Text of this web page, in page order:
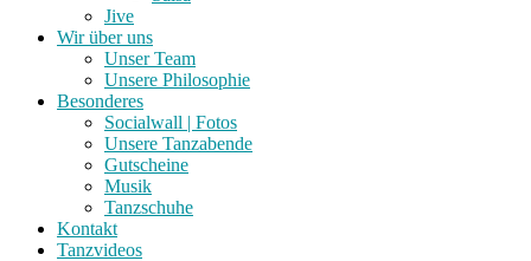
Jive
Wir über uns
Unser Team
Unsere Philosophie
Besonderes
Socialwall | Fotos
Unsere Tanzabende
Gutscheine
Musik
Tanzschuhe
Kontakt
Tanzvideos